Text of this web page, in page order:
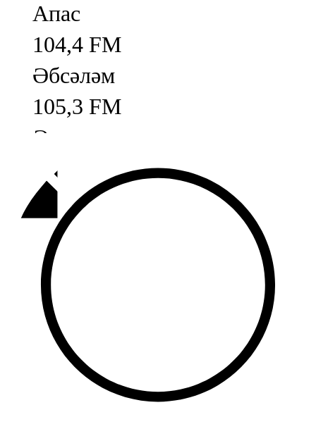
Апас
104,4 FM
Әбсәләм
105,3 FM
Әлмәт
92,9 FM
Базарлы матак
107,1 FM
Балык бистәсе
104,9 FM
Баулы
107,5 FM
Биләр